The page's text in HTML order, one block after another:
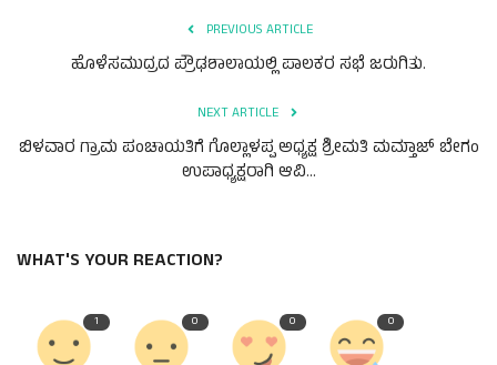
PREVIOUS ARTICLE
ಹೊಳೆಸಮುದ್ರದ ಪ್ರೌಢಶಾಲಾಯಲ್ಲಿ ಪಾಲಕರ ಸಭೆ ಜರುಗಿತು.
NEXT ARTICLE
ಬಿಳವಾರ ಗ್ರಾಮ ಪಂಚಾಯತಿಗೆ ಗೊಲ್ಲಾಳಪ್ಪ ಅಧ್ಯಕ್ಷ ಶ್ರೀಮತಿ ಮಮ್ತಾಜ್ ಬೇಗಂ
ಉಪಾಧ್ಯಕ್ಷರಾಗಿ ಆವಿ...
WHAT'S YOUR REACTION?
1 0 0 0